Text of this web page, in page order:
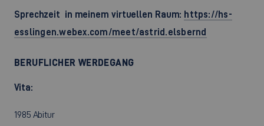
Sprechzeit in meinem virtuellen Raum: https://hs-
esslingen.webex.com/meet/astrid.elsbernd
BERUFLICHER WERDEGANG
Vita:
1985 Abitur